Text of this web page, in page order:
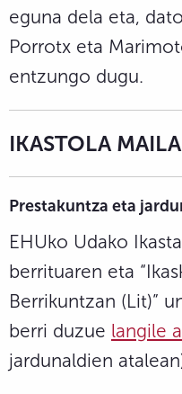
eguna dela eta,
Porrotx eta
entzungo dugu.
IKASTOLA
Prestakuntza eta
EHUko Udako
berrituaren eta
Berrikuntzan (Lit)”
berri duzue langile
jardunaldien